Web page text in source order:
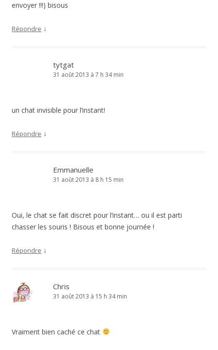
envoyer !!!) bisous
Répondre ↓
tytgat
31 août 2013 à 7 h 34 min
un chat invisible pour l’instant!
Répondre ↓
Emmanuelle
31 août 2013 à 8 h 15 min
Oui, le chat se fait discret pour l’instant… ou il est parti
chasser les souris ! Bisous et bonne journée !
Répondre ↓
Chris
31 août 2013 à 15 h 34 min
Vraiment bien caché ce chat